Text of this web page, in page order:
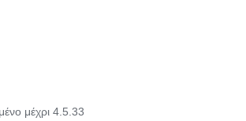
μέχρι 4.5.33